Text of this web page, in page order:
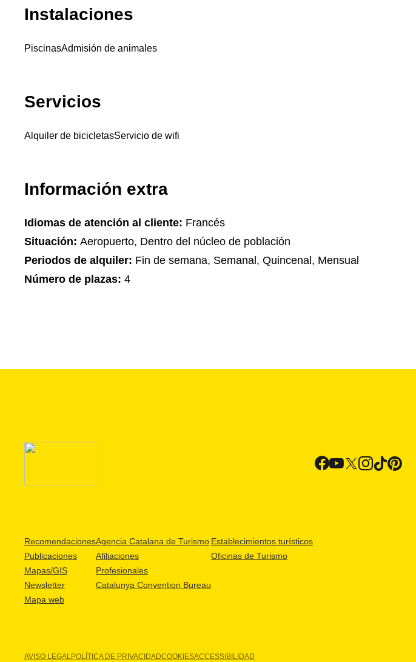
Instalaciones
PiscinasAdmisión de animales
Servicios
Alquiler de bicicletasServicio de wifi
Información extra
Idiomas de atención al cliente: Francés
Situación: Aeropuerto, Dentro del núcleo de población
Periodos de alquiler: Fin de semana, Semanal, Quincenal, Mensual
Número de plazas: 4
Recomendaciones
Publicaciones
Mapas/GIS
Newsletter
Mapa web
Agencia Catalana de Turismo
Afiliaciones
Profesionales
Catalunya Convention Bureau
Establecimientos turísticos
Oficinas de Turismo
AVISO LEGALPOLÍTICA DE PRIVACIDADCOOKIESACCESSIBILIDAD